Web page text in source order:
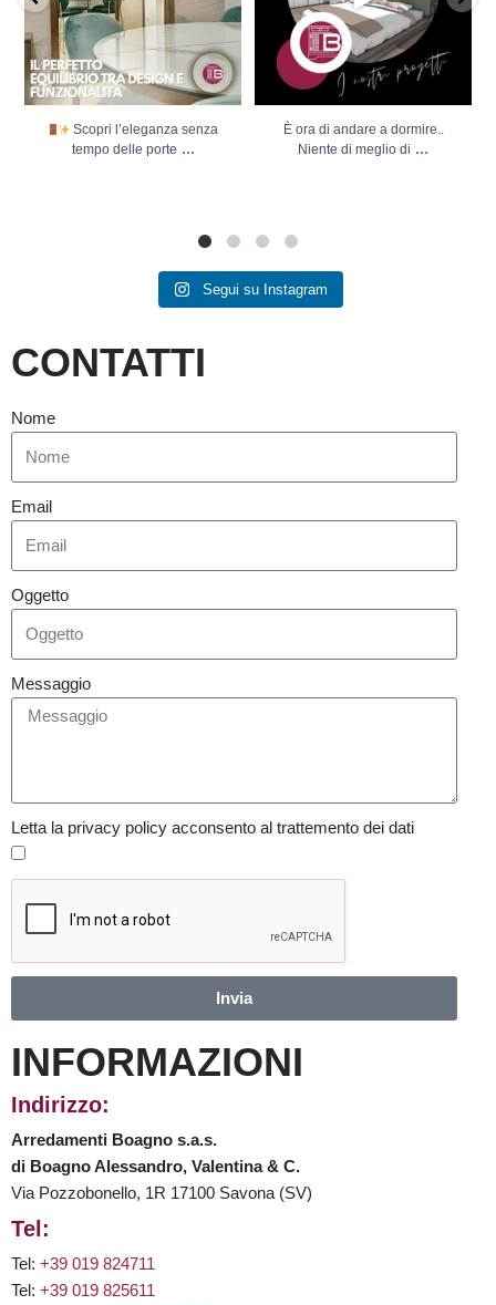
Scopri l’eleganza senza
tempo delle porte ...
È ora di andare a dormire..
Niente di meglio di ...
Segui su Instagram
CONTATTI
Nome
Email
Oggetto
Messaggio
Letta la privacy policy acconsento al trattemento dei dati
Invia
INFORMAZIONI
Indirizzo:
Arredamenti Boagno s.a.s.
di Boagno Alessandro, Valentina & C.
Via Pozzobonello, 1R 17100 Savona (SV)
Tel:
Tel: +39 019 824711
Tel: +39 019 825611